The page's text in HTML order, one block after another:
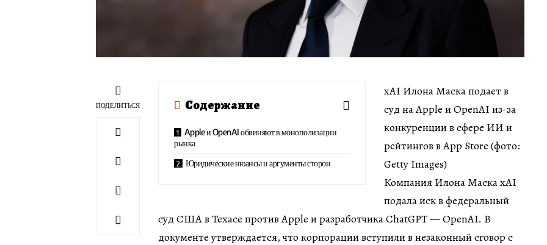
ПОДЕЛИТЬСЯ Содержание
Apple и OpenAI обвиняют в монополизации
рынка
Юридические нюансы и аргументы сторон
xAI Илона Маска подает в
суд на Apple и OpenAI из-за
конкуренции в сфере ИИ и
рейтингов в App Store (фото:
Getty Images)
Компания Илона Маска xAI
подала иск в федеральный
суд США в Техасе против Apple и разработчика ChatGPT — OpenAI. В
документе утверждается, что корпорации вступили в незаконный сговор с